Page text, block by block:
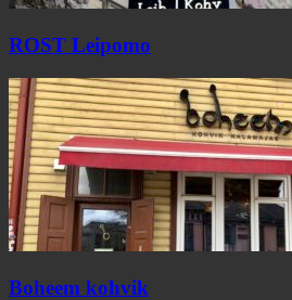
ROST Leipomo
Boheem kohvik